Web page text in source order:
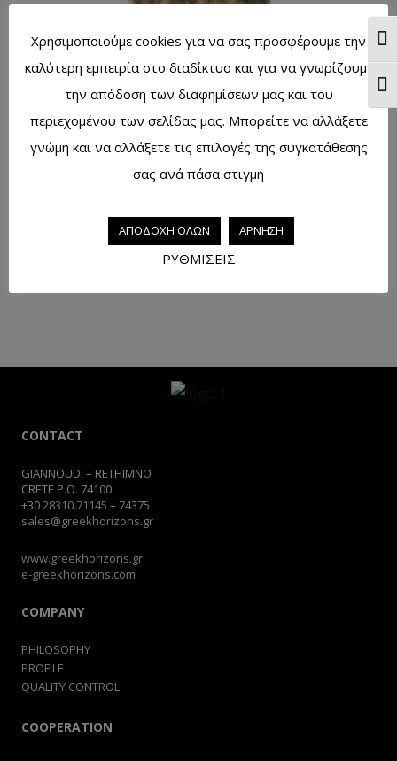
Ελιές ανάμεικτες Ελληνική σαλάτα 200γρ
Ελιές καλαμών 200γρ.
CONTACT
GIANNOUDI – RETHIMNO
CRETE P.O. 74100
+30 28310.71145 – 74375
sales@greekhorizons.gr
www.greekhorizons.gr
e-greekhorizons.com
COMPANY
PHILOSOPHY
PROFILE
QUALITY CONTROL
COOPERATION
Χρησιμοποιούμε cookies για να σας προσφέρουμε την
καλύτερη εμπειρία στο διαδίκτυο και για να γνωρίζουμε
την απόδοση των διαφημίσεων μας και του
περιεχομένου των σελίδας μας. Μπορείτε να αλλάξετε
γνώμη και να αλλάξετε τις επιλογές της συγκατάθεσης
σας ανά πάσα στιγμή
ΑΠΟΔΟΧΗ ΟΛΩΝ ΑΡΝΗΣΗ
ΡΥΘΜΙΣΕΙΣ